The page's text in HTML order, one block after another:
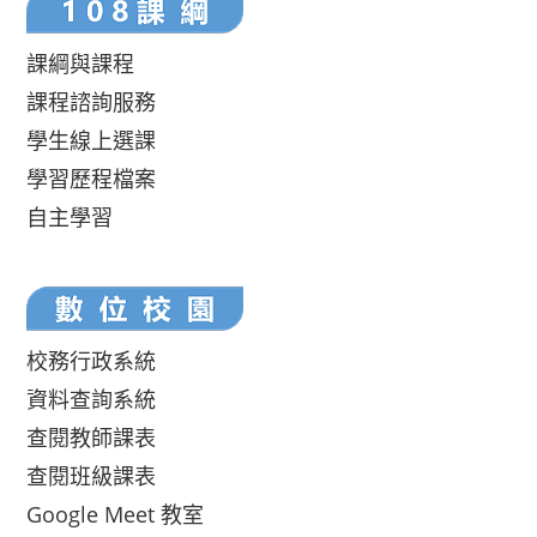
課綱與課程
課程諮詢服務
學生線上選課
學習歷程檔案
自主學習
校務行政系統
資料查詢系統
查閱教師課表
查閱班級課表
Google Meet 教室